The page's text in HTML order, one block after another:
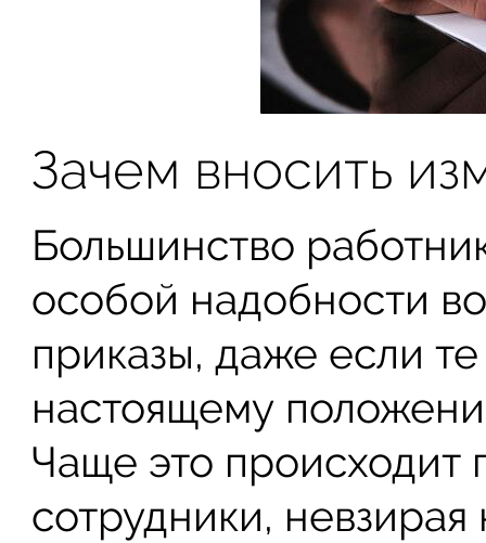
Зачем вносить
Большинство
особой надобности
приказы, даже если
настоящему
Чаще это происходит
сотрудники,